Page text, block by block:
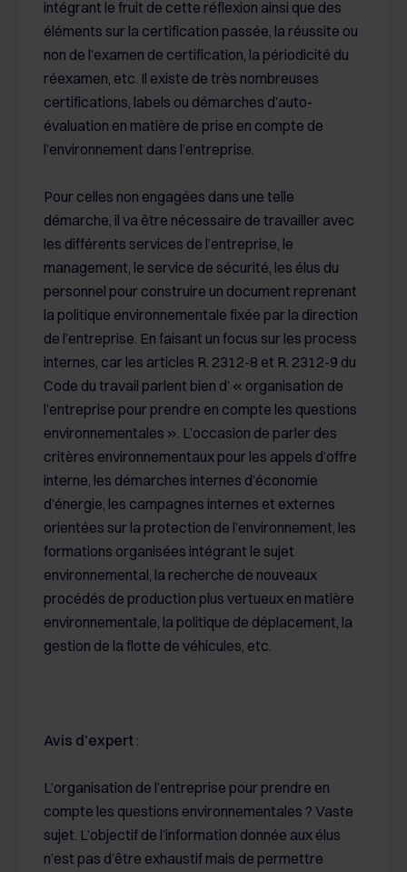
déclaration sur les cookies.
Les cookies nous permettent de personnaliser le contenu
et les annonces, d'offrir des fonctionnalités relatives aux
médias sociaux et d'analyser notre trafic sur les sites
des Editions Tissot et de BDESE online. Retrouvez notre
politique de protection des données personnelles en
intégrant le fruit de cette réflexion ainsi que des
éléments sur la certification passée, la réussite ou
non de l’examen de certification, la périodicité du
réexamen, etc. Il existe de très nombreuses
certifications, labels ou démarches d’auto-
évaluation en matière de prise en compte de
l’environnement dans l’entreprise.
Pour celles non engagées dans une telle
démarche, il va être nécessaire de travailler avec
les différents services de l’entreprise, le
management, le service de sécurité, les élus du
personnel pour construire un document reprenant
la politique environnementale fixée par la direction
de l’entreprise. En faisant un focus sur les process
internes, car les articles R. 2312-8 et R. 2312-9 du
Code du travail parlent bien d’ « organisation de
l’entreprise pour prendre en compte les questions
environnementales ». L’occasion de parler des
critères environnementaux pour les appels d’offre
interne, les démarches internes d’économie
d’énergie, les campagnes internes et externes
orientées sur la protection de l’environnement, les
formations organisées intégrant le sujet
environnemental, la recherche de nouveaux
procédés de production plus vertueux en matière
environnementale, la politique de déplacement, la
gestion de la flotte de véhicules, etc.
Avis d’expert :
L’organisation de l’entreprise pour prendre en
compte les questions environnementales ? Vaste
sujet. L’objectif de l’information donnée aux élus
n’est pas d’être exhaustif mais de permettre